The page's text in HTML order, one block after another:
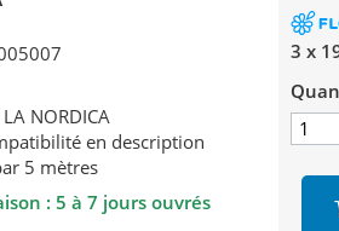
NORDICA
en description
5 mètres
: 5 à 7 jours ouvrés
3 x